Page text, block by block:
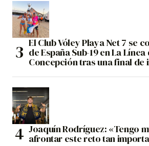
El Club Vóley Playa Net 7 se
de España Sub-19 en La Línea
Concepción tras una final de
Joaquín Rodríguez: «Tengo
afrontar este reto tan